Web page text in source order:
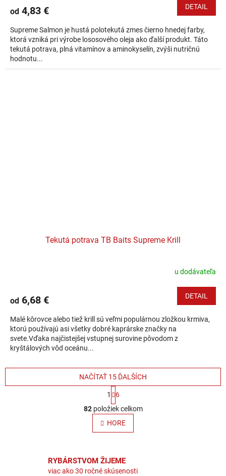
od 4,83 € DETAIL
Supreme Salmon je hustá polotekutá zmes čierno hnedej farby,
ktorá vzniká pri výrobe lososového oleja ako ďalší produkt. Táto
tekutá potrava, plná vitamínov a aminokyselín, zvýši nutričnú
hodnotu...
Tekutá potrava TB Baits Supreme Krill
u dodávateľa
od 6,68 € DETAIL
Malé kôrovce alebo tiež krill sú veľmi populárnou zložkou krmiva,
ktorú používajú asi všetky dobré kaprárske značky na
svete.Vďaka najčistejšej vstupnej surovine pôvodom z
kryštálových vôd oceánu...
Ovládacie prvky výpisu
NAČÍTAŤ 15 ĎALŠÍCH
Stránkovanie
1
6
82položiek celkom
HORE
RYBÁRSTVOM ŽIJEME
viac ako 30 ročné skúsenosti